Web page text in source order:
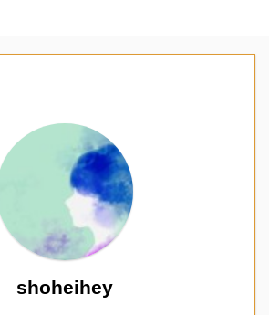
shoheihey